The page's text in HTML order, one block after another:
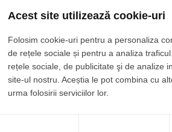
Acest site utilizează cookie-uri
Folosim cookie-uri pentru a personaliza
de rețele sociale și pentru a analiza
rețele sociale, de publicitate şi de analize
site-ul nostru. Aceștia le pot combina cu
urma folosirii serviciilor lor.